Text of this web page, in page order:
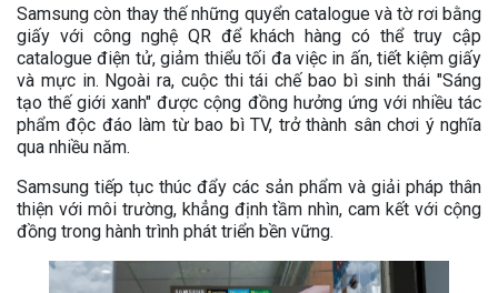
Samsung còn thay thế những quyển catalogue và tờ rơi bằng
giấy với công nghệ QR để khách hàng có thể truy cập
catalogue điện tử, giảm thiểu tối đa việc in ấn, tiết kiệm giấy
và mực in. Ngoài ra, cuộc thi tái chế bao bì sinh thái "Sáng
tạo thế giới xanh" được cộng đồng hưởng ứng với nhiều tác
phẩm độc đáo làm từ bao bì TV, trở thành sân chơi ý nghĩa
qua nhiều năm.
Samsung tiếp tục thúc đẩy các sản phẩm và giải pháp thân
thiện với môi trường, khẳng định tầm nhìn, cam kết với cộng
đồng trong hành trình phát triển bền vững.